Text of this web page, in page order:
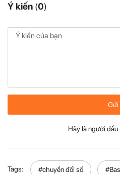
Ý kiến (0)
Gửi
Hãy là người đầu
Tags: #chuyển đổi số